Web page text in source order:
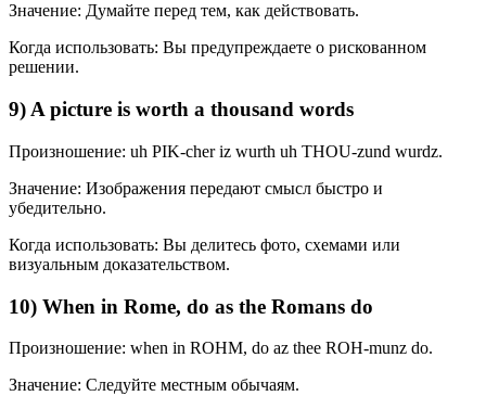
Значение: Думайте перед тем, как действовать.
Когда использовать: Вы предупреждаете о рискованном
решении.
9) A picture is worth a thousand words
Произношение: uh PIK-cher iz wurth uh THOU-zund wurdz.
Значение: Изображения передают смысл быстро и
убедительно.
Когда использовать: Вы делитесь фото, схемами или
визуальным доказательством.
10) When in Rome, do as the Romans do
Произношение: when in ROHM, do az thee ROH-munz do.
Значение: Следуйте местным обычаям.